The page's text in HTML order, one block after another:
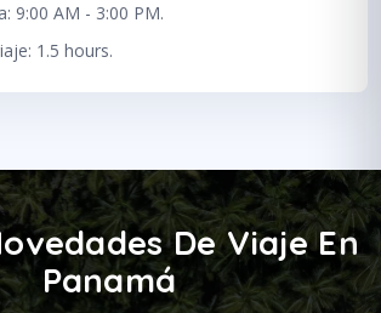
9:00 AM - 3:00 PM.
1.5 hours.
De Viaje En
Panamá